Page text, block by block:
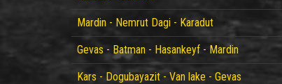
Mardin - Nemrut Dagi - Karadut
Gevas - Batman - Hasankeyf - Mardin
Kars - Dogubayazit - Van lake - Gevas